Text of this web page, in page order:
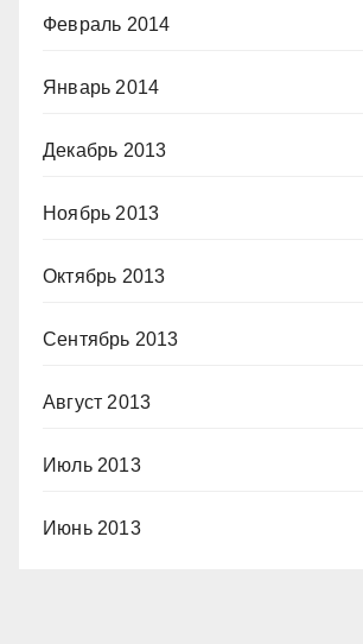
Февраль 2014
Январь 2014
Декабрь 2013
Ноябрь 2013
Октябрь 2013
Сентябрь 2013
Август 2013
Июль 2013
Июнь 2013